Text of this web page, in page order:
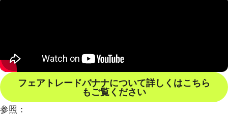
フェアトレードバナナについて詳しくはこちら
もご覧ください
参照：